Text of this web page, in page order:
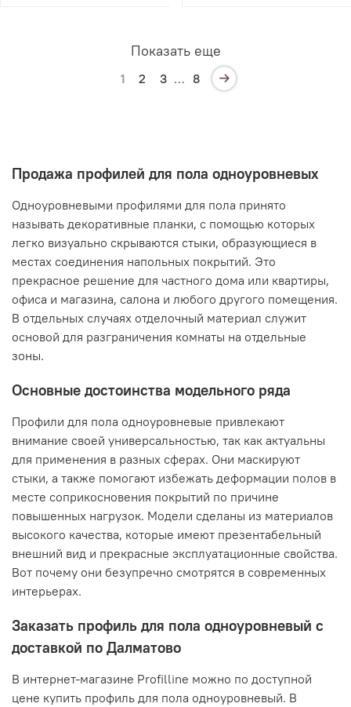
Показать еще
1 2 3 … 8
Продажа профилей для пола одноуровневых
Одноуровневыми профилями для пола принято
называть декоративные планки, с помощью которых
легко визуально скрываются стыки, образующиеся в
местах соединения напольных покрытий. Это
прекрасное решение для частного дома или квартиры,
офиса и магазина, салона и любого другого помещения.
В отдельных случаях отделочный материал служит
основой для разграничения комнаты на отдельные
зоны.
Основные достоинства модельного ряда
Профили для пола одноуровневые привлекают
внимание своей универсальностью, так как актуальны
для применения в разных сферах. Они маскируют
стыки, а также помогают избежать деформации полов в
месте соприкосновения покрытий по причине
повышенных нагрузок. Модели сделаны из материалов
высокого качества, которые имеют презентабельный
внешний вид и прекрасные эксплуатационные свойства.
Вот почему они безупречно смотрятся в современных
интерьерах.
Заказать профиль для пола одноуровневый с
доставкой по Далматово
В интернет-магазине Profilline можно по доступной
цене купить профиль для пола одноуровневый. В